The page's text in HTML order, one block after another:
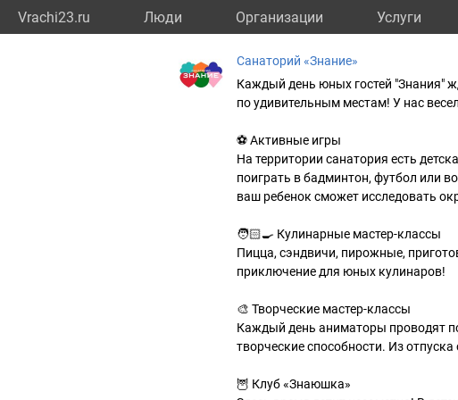
Vrachi23.ru Люди Организации Услуги
Санаторий «Знание»
Каждый день юных гостей "Знания"
по удивительным местам! У нас
⚽️ Активные игры
На территории санатория есть
поиграть в бадминтон, футбол или
ваш ребенок сможет исследовать
🧑🏻‍🍳 Кулинарные мастер-классы
Пицца, сэндвичи, пирожные,
приключение для юных кулинаров!
🎨 Творческие мастер-классы
Каждый день аниматоры проводят
творческие способности. Из
🦉 Клуб «Знаюшка»